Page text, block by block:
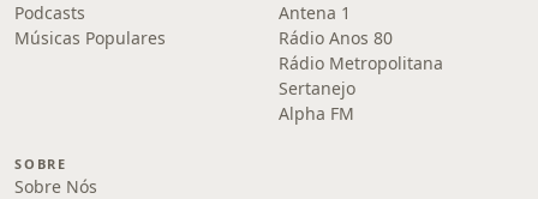
Podcasts
Músicas Populares
Antena 1
Rádio Anos 80
Rádio Metropolitana
Sertanejo
Alpha FM
SOBRE
Sobre Nós